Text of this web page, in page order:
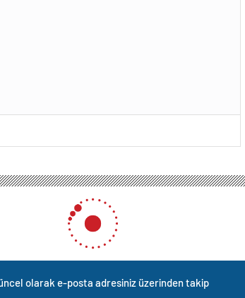
olarak e-posta adresiniz üzerinden takip